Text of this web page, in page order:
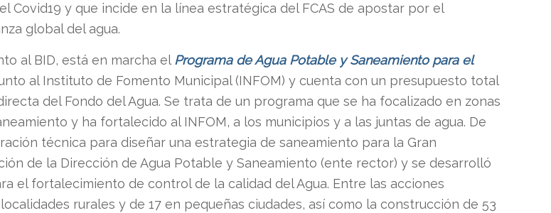
Covid19 y que incide en la línea estratégica del FCAS de apostar por el
global del agua.
al BID, está en marcha elPrograma de Agua Potable y Saneamiento para el
al Instituto de Fomento Municipal (INFOM) y cuenta con un presupuesto total
del Fondo del Agua. Se trata de un programa que se ha focalizado en zonas
y ha fortalecido al INFOM, a los municipios y a las juntas de agua. De
técnica para diseñar una estrategia de saneamiento para la Gran
de la Dirección de Agua Potable y Saneamiento (ente rector) y se desarrolló
el fortalecimiento de control de la calidad del Agua. Entre las acciones
rurales y de 17 en pequeñas ciudades, así como la construcción de 53